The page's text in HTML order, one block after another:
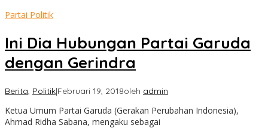
Partai Politik
Ini Dia Hubungan Partai Garuda
dengan Gerindra
Berita, Politik|Februari 19, 2018oleh admin
Ketua Umum Partai Garuda (Gerakan Perubahan Indonesia),
Ahmad Ridha Sabana, mengaku sebagai